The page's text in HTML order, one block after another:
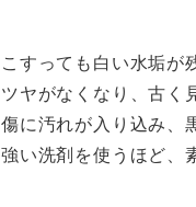
こすっても白い水垢が
ツヤがなくなり、古く
傷に汚れが入り込み、
強い洗剤を使うほど、